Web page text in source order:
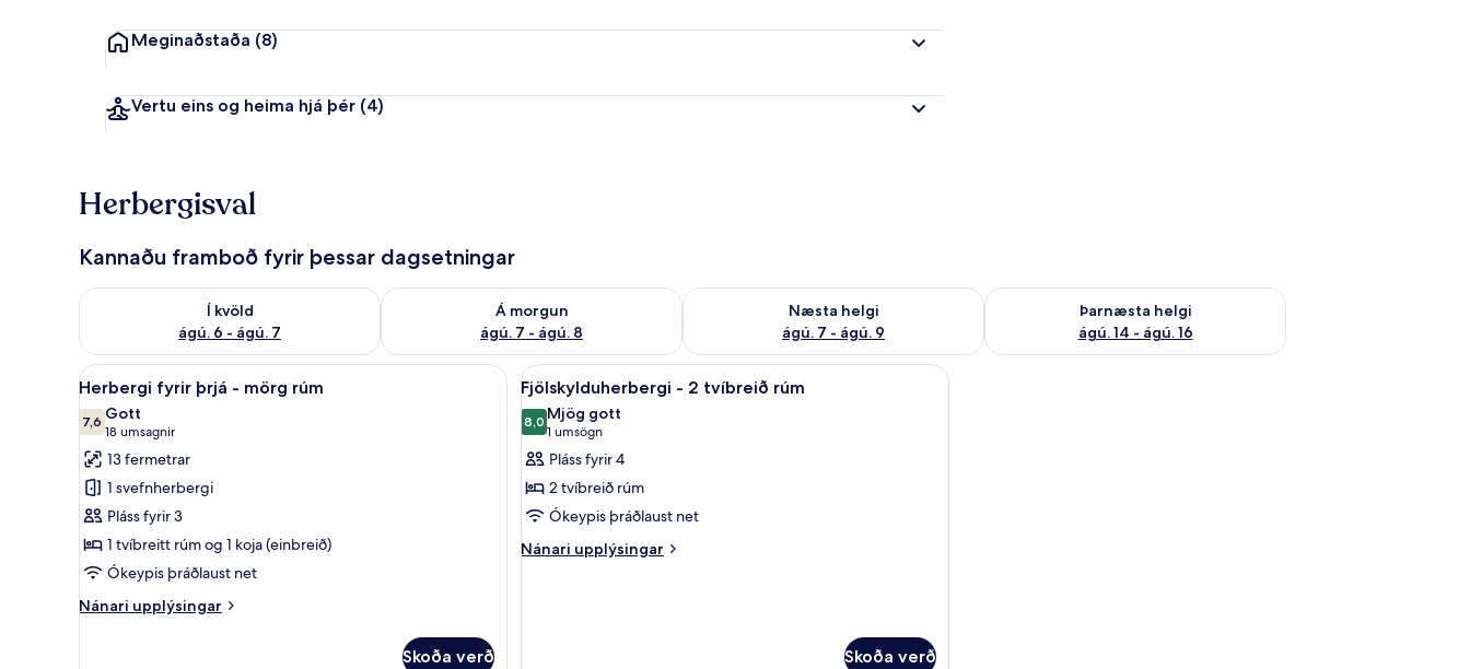
Meginaðstaða (8)
Vertu eins og heima hjá þér (4)
Herbergisval
Kannaðu framboð fyrir þessar dagsetningar
Í kvöld
ágú. 6 - ágú. 7
Athuga framboð í kvöld ágú. 6 - ágú. 7
Á morgun
ágú. 7 - ágú. 8
Athuga framboð á morgun ágú. 7 - ágú. 8
Næsta helgi
ágú. 7 - ágú. 9
Athuga framboð næstu helgi ágú. 7 - ágú. 9
Þarnæsta helgi
ágú. 14 - ágú. 16
Athuga framboð þarnæstu helgi ágú. 14 - ágú. 16
Skoða
allar
myndir
fyrir
Herbergi
fyrir
þrjá
-
mörg
rúm
Herbergi fyrir þrjá - mörg rúm | Skrifborð, ókeypis þráðlaus nettenging, rúmföt
11
Herbergi fyrir þrjá - mörg rúm
7,67,6 af 10
Gott
18 umsagnir
(18
umsagnir)
13 fermetrar
1 svefnherbergi
Pláss fyrir 3
1 tvíbreitt rúm og 1 koja (einbreið)
Ókeypis þráðlaust net
Nánari upplýsingar
Nánari
Skoða verð
Skoða
allar
myndir
fyrir
Fjölskylduherbergi
-
2
tvíbreið
Fjölskylduherbergi - 2 tvíbreið rúm | Skrifborð, ókeypis þráðlaus nettenging, rúmföt
8
Fjölskylduherbergi - 2 tvíbreið rúm
8,08,0 af 10
Mjög gott
1 umsögn
(1
umsögn)
Pláss fyrir 4
2 tvíbreið rúm
Ókeypis þráðlaust net
Nánari upplýsingar
Nánari
Skoða verð